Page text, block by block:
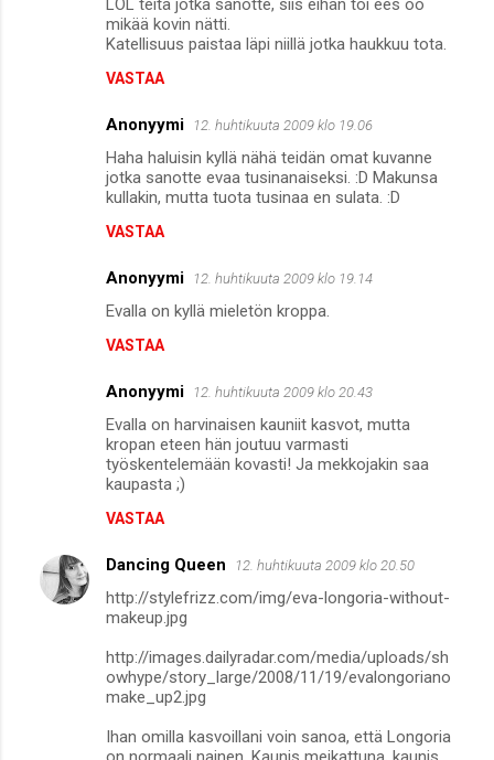
mikää kovin nätti.
Katellisuus paistaa läpi niillä jotka haukkuu tota.
VASTAA
Anonyymi 12. huhtikuuta 2009 klo 19.06
Haha haluisin kyllä nähä teidän omat kuvanne
jotka sanotte evaa tusinanaiseksi. :D Makunsa
kullakin, mutta tuota tusinaa en sulata. :D
VASTAA
Anonyymi 12. huhtikuuta 2009 klo 19.14
Evalla on kyllä mieletön kroppa.
VASTAA
Anonyymi 12. huhtikuuta 2009 klo 20.43
Evalla on harvinaisen kauniit kasvot, mutta
kropan eteen hän joutuu varmasti
työskentelemään kovasti! Ja mekkojakin saa
kaupasta ;)
VASTAA
Dancing Queen 12. huhtikuuta 2009 klo 20.50
http://stylefrizz.com/img/eva-longoria-without-
makeup.jpg
http://images.dailyradar.com/media/uploads/sh
owhype/story_large/2008/11/19/evalongoriano
make_up2.jpg
Ihan omilla kasvoillani voin sanoa, että Longoria